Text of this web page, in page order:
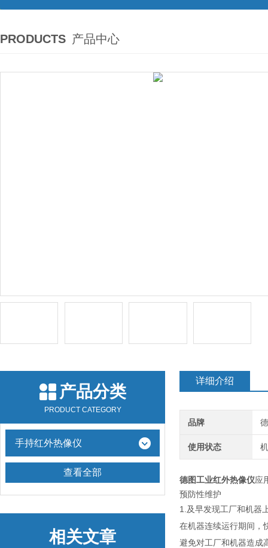
PRODUCTS 产品中心
产品分类
PRODUCT CATEGORY
手持红外热像仪
查看全部
相关文章
详细介绍
品牌
使用状态
德图工业红外热像仪应
预防性维护
1.及早发现工厂和机器
在机器连续运行期间，
避免对工厂和机器造成